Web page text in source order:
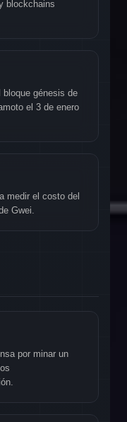
blockchains
bloque génesis de
el 3 de enero
medir el costo del
Gwei.
por minar un